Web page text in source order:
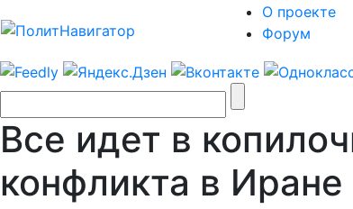
О проекте
Форум
Все идет в
конфликта в Иране